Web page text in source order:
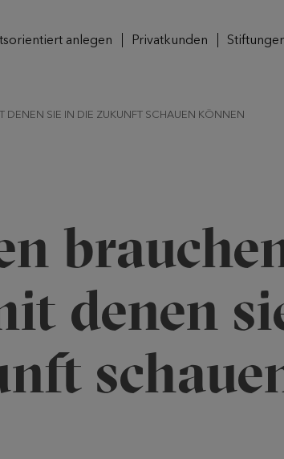
anlegen Privatkunden
DENEN SIE IN DIE ZUKUNFT SCHAUEN KÖNNEN
denen